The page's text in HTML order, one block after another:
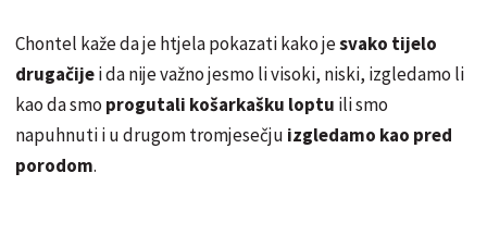
Chontel kaže da je htjela pokazati kako jesvako tijelo
drugačijei da nije važno jesmo li visoki, niski, izgledamo li
kao da smo progutali košarkašku loptu ili smo
napuhnuti i u drugom tromjesečju izgledamo kao pred
porodom.